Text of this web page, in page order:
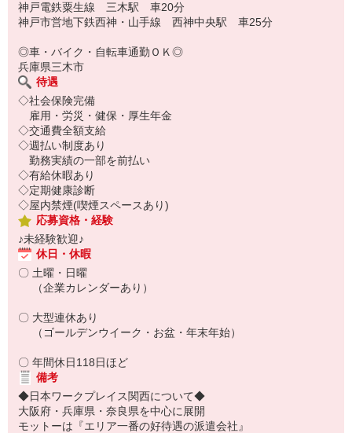
神戸電鉄粟生線 三木駅 車20分
神戸市営地下鉄西神・山手線 西神中央駅 車25分
◎車・バイク・自転車通勤ＯＫ◎
兵庫県三木市
待遇
◇社会保険完備
雇用・労災・健保・厚生年金
◇交通費全額支給
◇週払い制度あり
勤務実績の一部を前払い
◇有給休暇あり
◇定期健康診断
◇屋内禁煙(喫煙スペースあり)
応募資格・経験
♪未経験歓迎♪
休日・休暇
〇 土曜・日曜
（企業カレンダーあり）
〇 大型連休あり
（ゴールデンウイーク・お盆・年末年始）
〇 年間休日118日ほど
備考
◆日本ワークプレイス関西について◆
大阪府・兵庫県・奈良県を中心に展開
モットーは『エリア一番の好待遇の派遣会社』